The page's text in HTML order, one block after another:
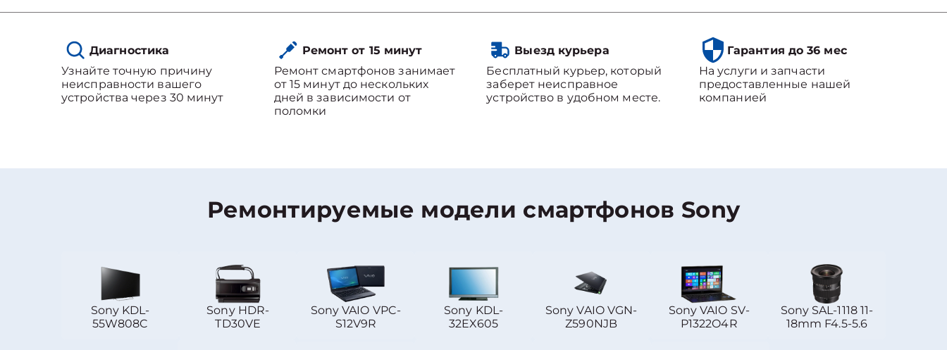
Диагностика
Узнайте точную причину
неисправности вашего
устройства через 30 минут
Ремонт от 15 минут
Ремонт смартфонов занимает
от 15 минут до нескольких
дней в зависимости от
поломки
Выезд курьера
Бесплатный курьер, который
заберет неисправное
устройство в удобном месте.
Гарантия до 36 мес
На услуги и запчасти
предоставленные нашей
компанией
Ремонтируемые модели смартфонов Sony
Sony KDL-
55W808C
Sony HDR-
TD30VE
Sony VAIO VPC-
S12V9R
Sony KDL-
32EX605
Sony VAIO VGN-
Z590NJB
Sony VAIO SV-
P1322O4R
Sony SAL-1118 11-
18mm F4.5-5.6